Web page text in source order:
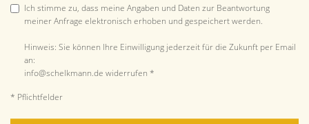
Ich stimme zu, dass meine Angaben und Daten zur Beantwortung
meiner Anfrage elektronisch erhoben und gespeichert werden.
Hinweis: Sie können Ihre Einwilligung jederzeit für die Zukunft per Email
an:
info@schelkmann.de widerrufen *
* Pflichtfelder